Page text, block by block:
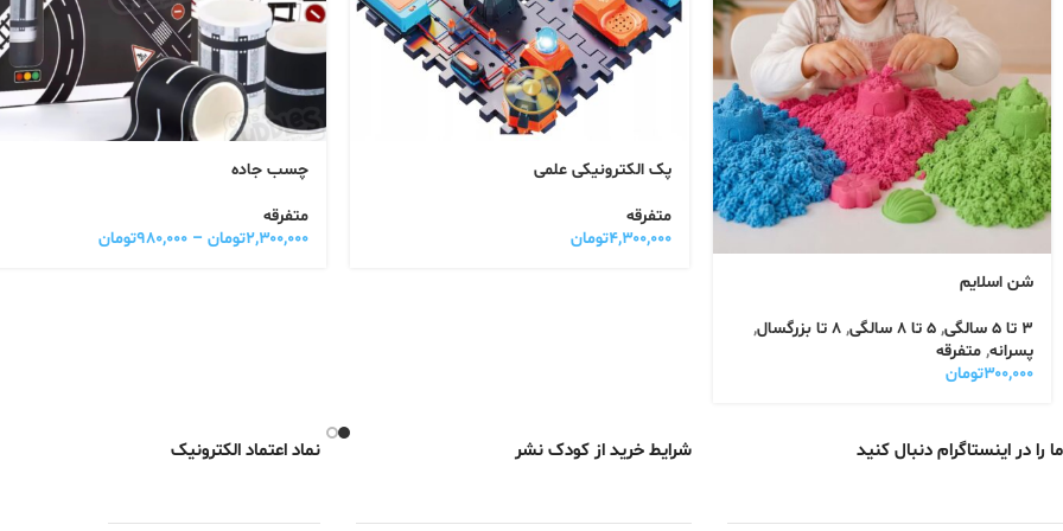
شن اسلایم
3 تا 5 سالگی , 5 تا 8 سالگی , 8 تا بزرگسال
,
پسرانه, متفرقه
۳۰۰,۰۰۰تومان
پک الکترونیکی علمی
متفرقه
۴,۳۰۰,۰۰۰تومان
چسب جاده
متفرقه
۲,۳۰۰,۰۰۰تومان – ۹۸۰,۰۰۰تومان
ما را در اینستاگرام دنبال کنید شرایط خرید از کودک نشر نماد اعتماد الکترونیک